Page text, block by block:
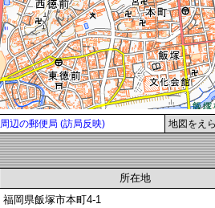
周辺の郵便局 (訪局反映) 地図をえ
所在地
福岡県飯塚市本町4-1